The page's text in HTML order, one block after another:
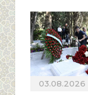
03.08.2026